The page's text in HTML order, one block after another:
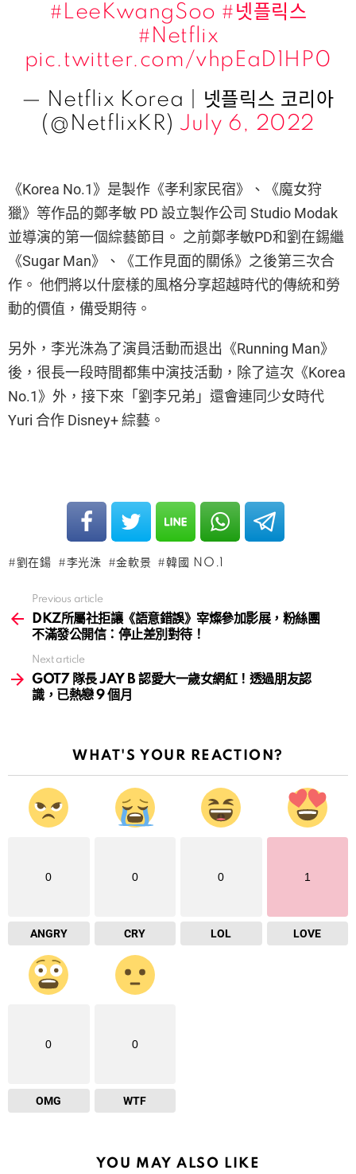
#LeeKwangSoo #넷플릭스
#Netflix
pic.twitter.com/vhpEaD1HP0
— Netflix Korea｜넷플릭스 코리아
(@NetflixKR) July 6, 2022
《Korea No.1》是製作《孝利家民宿》、《魔女狩
獵》等作品的鄭孝敏 PD 設立製作公司 Studio Modak
並導演的第一個綜藝節目。 之前鄭孝敏PD和劉在錫繼
《Sugar Man》、《工作見面的關係》之後第三次合
作。 他們將以什麼樣的風格分享超越時代的傳統和勞
動的價值，備受期待。
另外，李光洙為了演員活動而退出《Running Man》
後，很長一段時間都集中演技活動，除了這次《Korea
No.1》外，接下來「劉李兄弟」還會連同少女時代
Yuri 合作 Disney+ 綜藝。
劉在鍚 李光洙 金軟景 韓國 NO.1
more
Previous article
DKZ所屬社拒讓《語意錯誤》宰燦參加影展，粉絲團
不滿發公開信：停止差別對待！
Next article
GOT7 隊長 JAY B 認愛大一歲女網紅！透過朋友認
識，已熱戀 9 個月
WHAT'S YOUR REACTION?
0
ANGRY
0
CRY
0
LOL
1
LOVE
0
OMG
0
WTF
YOU MAY ALSO LIKE